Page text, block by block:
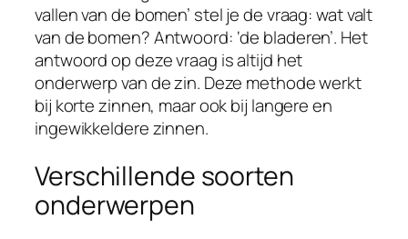
vallen van de bomen’ stel je de vraag: wat valt
van de bomen? Antwoord: ‘de bladeren’. Het
antwoord op deze vraag is altijd het
onderwerp van de zin. Deze methode werkt
bij korte zinnen, maar ook bij langere en
ingewikkeldere zinnen.
Verschillende soorten
onderwerpen